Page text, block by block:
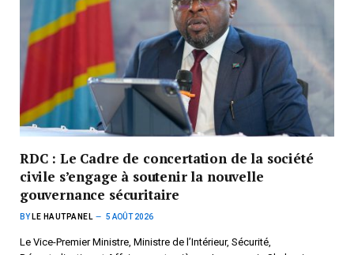
RDC : Le Cadre de concertation de la société
civile s’engage à soutenir la nouvelle
gouvernance sécuritaire
BY LE HAUTPANEL 5 AOÛT 2026
Le Vice-Premier Ministre, Ministre de l’Intérieur, Sécurité,